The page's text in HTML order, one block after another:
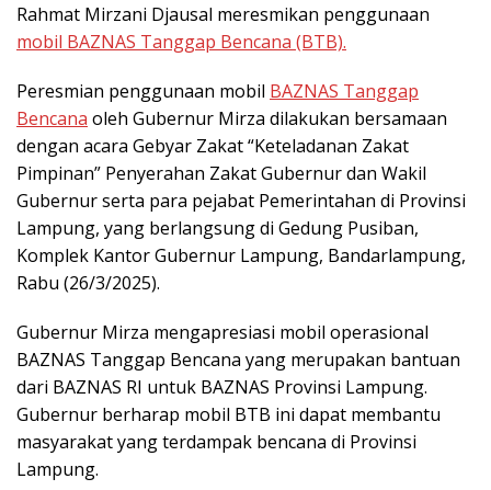
Rahmat Mirzani Djausal meresmikan penggunaan
mobil BAZNAS Tanggap Bencana (BTB).
Peresmian penggunaan mobil BAZNAS Tanggap
Bencana oleh Gubernur Mirza dilakukan bersamaan
dengan acara Gebyar Zakat “Keteladanan Zakat
Pimpinan” Penyerahan Zakat Gubernur dan Wakil
Gubernur serta para pejabat Pemerintahan di Provinsi
Lampung, yang berlangsung di Gedung Pusiban,
Komplek Kantor Gubernur Lampung, Bandarlampung,
Rabu (26/3/2025).
Gubernur Mirza mengapresiasi mobil operasional
BAZNAS Tanggap Bencana yang merupakan bantuan
dari BAZNAS RI untuk BAZNAS Provinsi Lampung.
Gubernur berharap mobil BTB ini dapat membantu
masyarakat yang terdampak bencana di Provinsi
Lampung.